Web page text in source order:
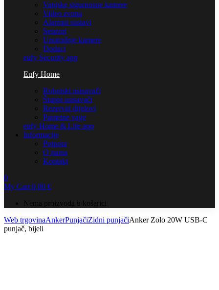
Vanjske sigurnosne kamere
Video zvona
Alarmni sustavi
Senzori
Unutrašnje kamere
Dodaci
eufy Security app
Eufy Home
Robotski usisavači
Štapni usisavači
Rezervni dijelovi
Pametne vage
eufy Home & Life app
Informacije
Potpora
O nama
Kontakt
0
My Cart0,00 €
Nema proizvoda u košarici
Web trgovinaAnkerPunjačiZidni punjačiAnker Zolo 20W USB-C
punjač, bijeli